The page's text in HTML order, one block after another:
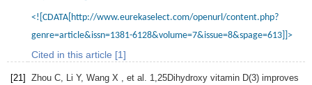
<![CDATA[http://www.eurekaselect.com/openurl/content.php?
genre=article&issn=1381-6128&volume=7&issue=8&spage=613]]>
Cited in this article [1]
[21] Zhou C Li Y, Wang X , et al. 1,25Dihydroxy vitamin D(3) improves